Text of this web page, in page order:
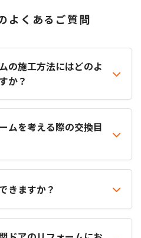
よくあるご質問
の施工方法にはどのよ
か？
ムを考える際の交換目
きますか？